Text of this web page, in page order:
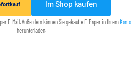
Im Shop kaufen
E-Mail. Außerdem können Sie gekaufte E-Paper in Ihrem Konto
herunterladen.